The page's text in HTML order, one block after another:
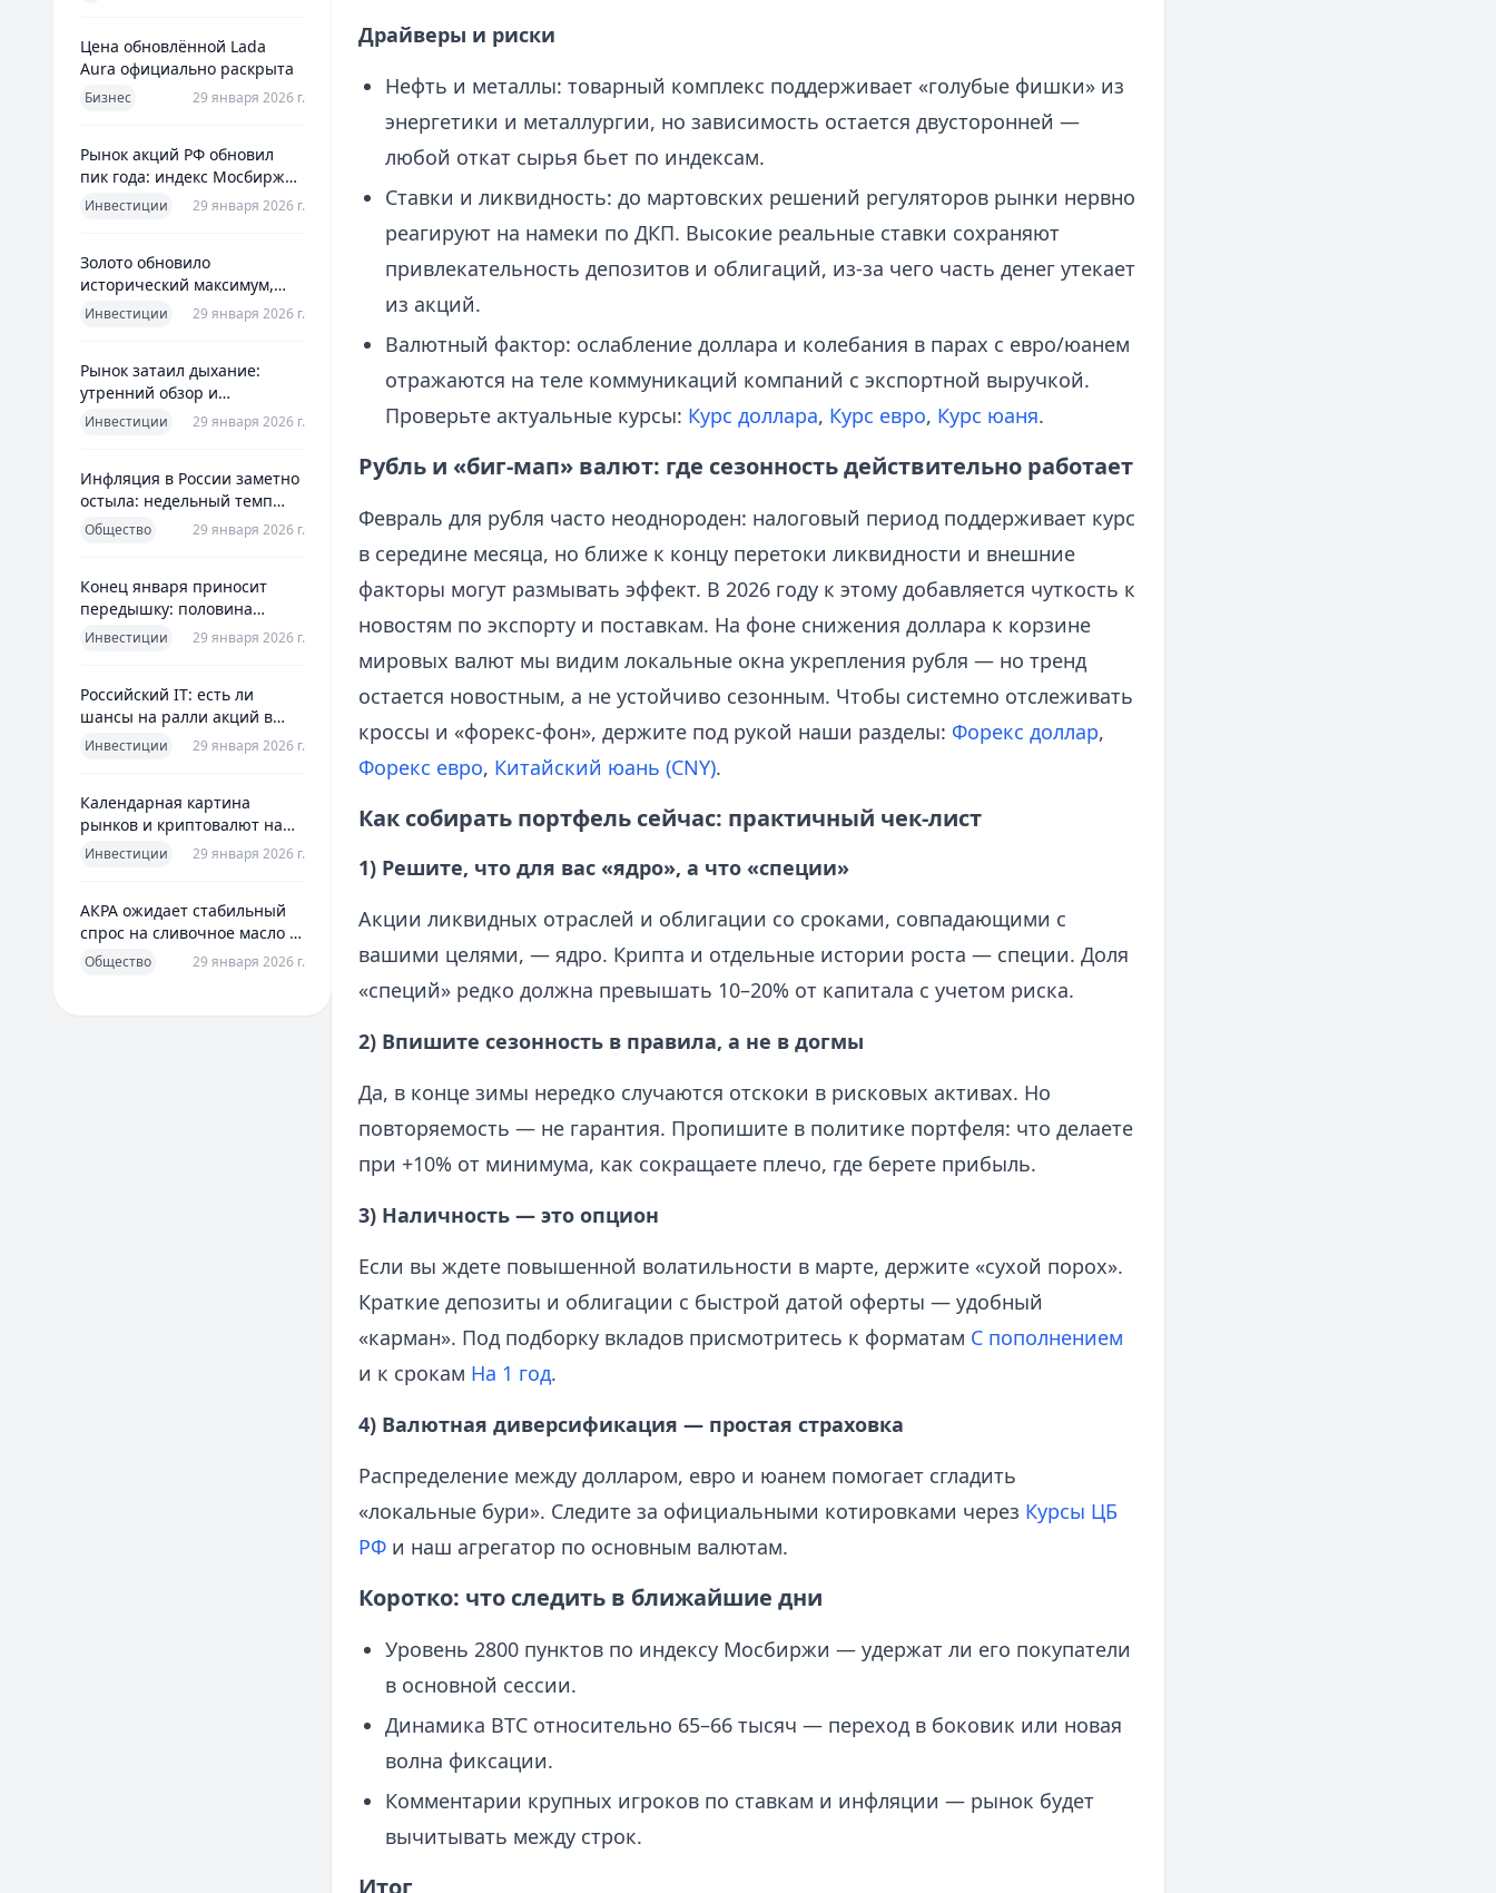
Цена обновлённой Lada
Aura официально раскрыта
Бизнес 29 января 2026 г.
Рынок акций РФ обновил
пик года: индекс Мосбиржи
на новом максимуме 2026-го
Инвестиции 29 января 2026 г.
Золото обновило
исторический максимум,
превысив планку в $5600 за
Инвестиции 29 января 2026 г.
Рынок затаил дыхание:
утренний обзор и
ориентиры для инвесторов
Инвестиции 29 января 2026 г.
Инфляция в России заметно
остыла: недельный темп
упал более чем вдвое
Общество 29 января 2026 г.
Конец января приносит
передышку: половина
годовой цели ЦБ «сделана»
Инвестиции 29 января 2026 г.
Российский IT: есть ли
шансы на ралли акций в
2026 без опоры на ИИ
Инвестиции 29 января 2026 г.
Календарная картина
рынков и криптовалют на
четверг, 29 января 2026
Инвестиции 29 января 2026 г.
АКРА ожидает стабильный
спрос на сливочное масло в
2026 году
Общество 29 января 2026 г.
Драйверы и риски
Нефть и металлы: товарный комплекс поддерживает «голубые фишки» из
энергетики и металлургии, но зависимость остается двусторонней —
любой откат сырья бьет по индексам.
Ставки и ликвидность: до мартовских решений регуляторов рынки нервно
реагируют на намеки по ДКП. Высокие реальные ставки сохраняют
привлекательность депозитов и облигаций, из-за чего часть денег утекает
из акций.
Валютный фактор: ослабление доллара и колебания в парах с евро/юанем
отражаются на теле коммуникаций компаний с экспортной выручкой.
Проверьте актуальные курсы: Курс доллара, Курс евро, Курс юаня.
Рубль и «биг-мап» валют: где сезонность действительно работает
Февраль для рубля часто неоднороден: налоговый период поддерживает курс
в середине месяца, но ближе к концу перетоки ликвидности и внешние
факторы могут размывать эффект. В 2026 году к этому добавляется чуткость к
новостям по экспорту и поставкам. На фоне снижения доллара к корзине
мировых валют мы видим локальные окна укрепления рубля — но тренд
остается новостным, а не устойчиво сезонным. Чтобы системно отслеживать
кроссы и «форекс-фон», держите под рукой наши разделы: Форекс доллар,
Форекс евро, Китайский юань (CNY).
Как собирать портфель сейчас: практичный чек-лист
1) Решите, что для вас «ядро», а что «специи»
Акции ликвидных отраслей и облигации со сроками, совпадающими с
вашими целями, — ядро. Крипта и отдельные истории роста — специи. Доля
«специй» редко должна превышать 10–20% от капитала с учетом риска.
2) Впишите сезонность в правила, а не в догмы
Да, в конце зимы нередко случаются отскоки в рисковых активах. Но
повторяемость — не гарантия. Пропишите в политике портфеля: что делаете
при +10% от минимума, как сокращаете плечо, где берете прибыль.
3) Наличность — это опцион
Если вы ждете повышенной волатильности в марте, держите «сухой порох».
Краткие депозиты и облигации с быстрой датой оферты — удобный
«карман». Под подборку вкладов присмотритесь к форматам С пополнением
и к срокам На 1 год.
4) Валютная диверсификация — простая страховка
Распределение между долларом, евро и юанем помогает сгладить
«локальные бури». Следите за официальными котировками через Курсы ЦБ
РФи наш агрегатор по основным валютам.
Коротко: что следить в ближайшие дни
Уровень 2800 пунктов по индексу Мосбиржи — удержат ли его покупатели
в основной сессии.
Динамика BTC относительно 65–66 тысяч — переход в боковик или новая
волна фиксации.
Комментарии крупных игроков по ставкам и инфляции — рынок будет
вычитывать между строк.
Итог